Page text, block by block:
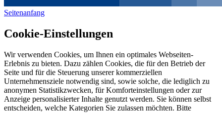
Seitenanfang
Cookie-Einstellungen
Wir verwenden Cookies, um Ihnen ein optimales Webseiten-
Erlebnis zu bieten. Dazu zählen Cookies, die für den Betrieb der
Seite und für die Steuerung unserer kommerziellen
Unternehmensziele notwendig sind, sowie solche, die lediglich zu
anonymen Statistikzwecken, für Komforteinstellungen oder zur
Anzeige personalisierter Inhalte genutzt werden. Sie können selbst
entscheiden, welche Kategorien Sie zulassen möchten. Bitte